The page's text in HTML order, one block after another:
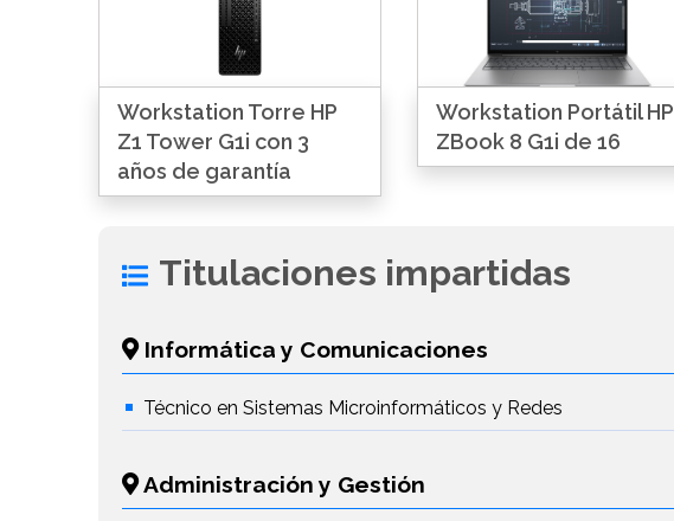
Workstation Torre HP
Z1 Tower G1i con 3
años de garantía
Workstation Portátil HP
ZBook 8 G1i de 16
Titulaciones impartidas
Informática y Comunicaciones
Técnico en Sistemas Microinformáticos y Redes
Administración y Gestión